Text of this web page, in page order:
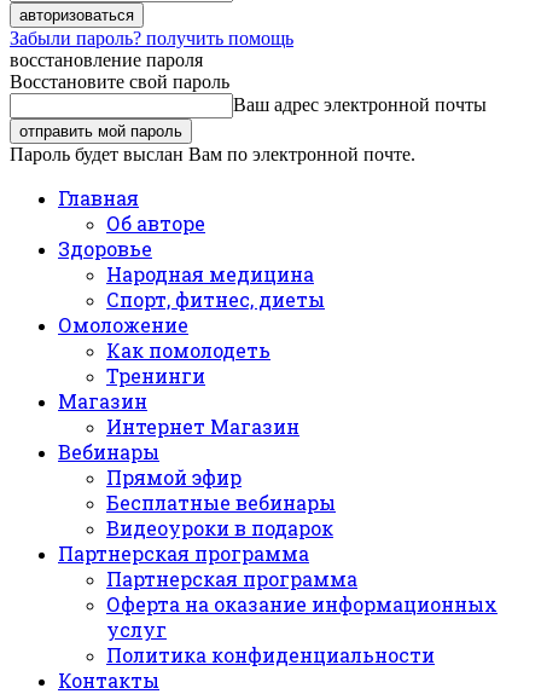
Забыли пароль? получить помощь
восстановление пароля
Восстановите свой пароль
Ваш адрес электронной почты
Пароль будет выслан Вам по электронной почте.
Главная
Об авторе
Здоровье
Народная медицина
Спорт, фитнес, диеты
Омоложение
Как помолодеть
Тренинги
Магазин
Интернет Магазин
Вебинары
Прямой эфир
Бесплатные вебинары
Видеоуроки в подарок
Партнерская программа
Партнерская программа
Оферта на оказание информационных
услуг
Политика конфиденциальности
Контакты